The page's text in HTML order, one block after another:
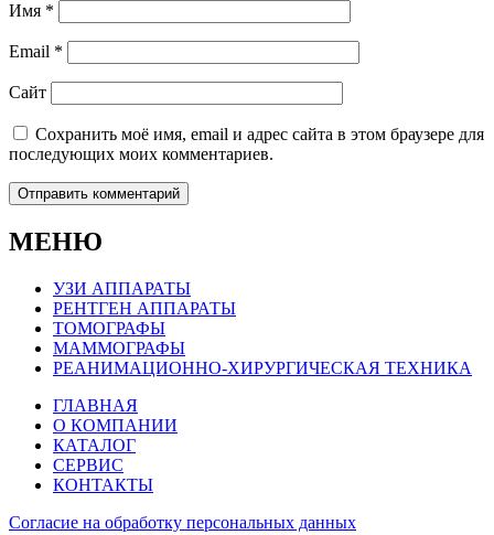
Имя *
Email *
Сайт
Сохранить моё имя, email и адрес сайта в этом браузере для
последующих моих комментариев.
МЕНЮ
УЗИ АППАРАТЫ
РЕНТГЕН АППАРАТЫ
ТОМОГРАФЫ
МАММОГРАФЫ
РЕАНИМАЦИОННО-ХИРУРГИЧЕСКАЯ ТЕХНИКА
ГЛАВНАЯ
О КОМПАНИИ
КАТАЛОГ
СЕРВИС
КОНТАКТЫ
Согласие на обработку персональных данных